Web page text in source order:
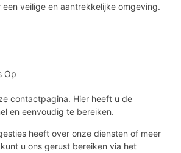
een veilige en aantrekkelijke omgeving.
Op
contactpagina. Hier heeft u de
en eenvoudig te bereiken.
heeft over onze diensten of meer
u ons gerust bereiken via het